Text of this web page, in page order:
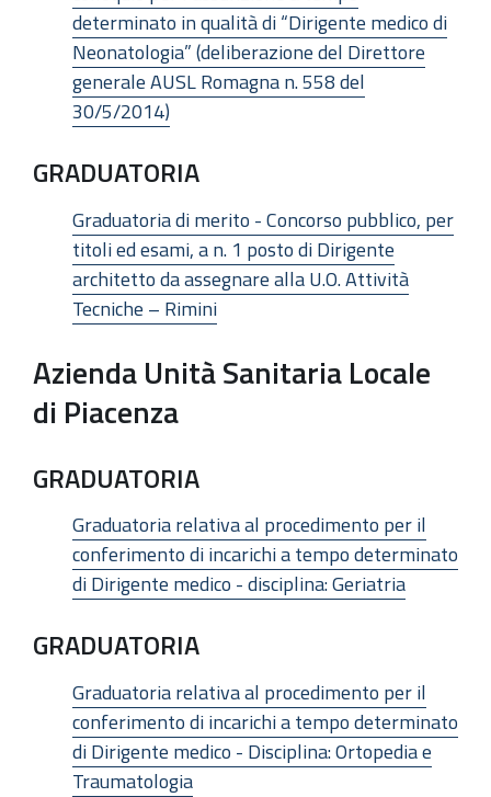
determinato in qualità di “Dirigente medico di
Neonatologia” (deliberazione del Direttore
generale AUSL Romagna n. 558 del
30/5/2014)
GRADUATORIA
Graduatoria di merito - Concorso pubblico, per
titoli ed esami, a n. 1 posto di Dirigente
architetto da assegnare alla U.O. Attività
Tecniche – Rimini
Azienda Unità Sanitaria Locale
di Piacenza
GRADUATORIA
Graduatoria relativa al procedimento per il
conferimento di incarichi a tempo determinato
di Dirigente medico - disciplina: Geriatria
GRADUATORIA
Graduatoria relativa al procedimento per il
conferimento di incarichi a tempo determinato
di Dirigente medico - Disciplina: Ortopedia e
Traumatologia